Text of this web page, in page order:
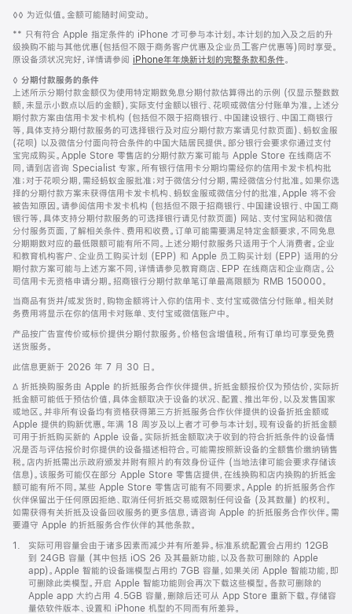
页
脚
脚
◊◊ 为近似值。金额可能随时间变动。
脚
注
** 只有符合 Apple 指定条件的 iPhone 才可参与本计划。本计划的加⼊及之后的升
级换购不能与其他优惠(包括但不限于商务客户优惠及企业员⼯客户优惠等)同时享受。
原设备须状况完好，详情请参阅 iPhone年年焕新计划的完整条款和条件。
脚
注
◊ 分期付款服务的条件
上述所示分期付款金额仅为使用特定期数免息分期付款估算得出的示例 (仅显示整数数
额，未显示小数点以后的金额)，实际支付金额以银行、花呗或微信分付账单为准。上述分
期付款方案由信用卡发卡机构 (包括但不限于招商银行、中国建设银行、中国工商银行
等，具体支持分期付款服务的可选择银行及对应分期付款方案请见付款页面)、蚂蚁金服
(花呗) 以及微信分付面向符合条件的中国大陆居民提供。部分银行会要求你通过支付
宝完成购买。Apple Store 零售店的分期付款方案可能与 Apple Store 在线商店不
同，请到店咨询 Specialist 专家。所有银行信用卡分期均需经你的信用卡发卡机构批
准；对于花呗分期，需经蚂蚁金服批准；对于微信分付分期，需经微信分付批准。如果你选
择的分期付款方案未获得信用卡发卡机构、蚂蚁金服或微信分付的批准，Apple 将不会
被告知原因。请参阅信用卡发卡机构 (包括但不限于招商银行、中国建设银行、中国工商
银行等，具体支持分期付款服务的可选择银行请见付款页面) 网站、支付宝网站和微信
分付服务页面，了解相关条件、费用和收费。订单可能需要满足特定金额要求，不同免息
分期期数对应的最低限额可能有所不同。上述分期付款服务只适用于个人消费者。企业
和教育机构客户、企业员工购买计划 (EPP) 和 Apple 员工购买计划 (EPP) 适用的分
期付款方案可能与上述方案不同，详情请参见教育商店、EPP 在线商店和企业商店。公
司信用卡无资格申请分期。招商银行分期付款单笔订单最高限额为 RMB 150000。
当商品有货并/或发货时，购物金额将计入你的信用卡、支付宝或微信分付账单。相关财
务费用将显示在你的信用卡对账单、支付宝或微信账户中。
产品按广告宣传价或标价提供分期付款服务。价格包含增值税。所有订单均可享受免费
送货服务。
此信息更新于 2026 年 7 月 30 日。
脚
注
∆ 折抵换购服务由 Apple 的折抵服务合作伙伴提供。折抵金额报价仅为预估价，实际折
抵金额可能低于预估价值，具体金额取决于设备的状况、配置、推出年份，以及发售国家
或地区。并非所有设备均有资格获得第三方折抵服务合作伙伴提供的设备折抵金额或
Apple 提供的购新优惠。年满 18 周岁及以上者才可参与本计划。现有设备的折抵金额
可用于折抵购买新的 Apple 设备。实际折抵金额取决于收到的符合折抵条件的设备情
况是否与评估报价时你提供的设备描述相符合。可能需按照新设备的全额售价缴纳销售
税。店内折抵需出示政府颁发并附有照片的有效身份证件 (当地法律可能会要求存储该
信息)。该服务可能仅在部分 Apple Store 零售店提供，在线换购和店内换购的折抵金
额可能有所不同。某些 Apple Store 零售店可能有不同要求。Apple 的折抵服务合作
伙伴保留出于任何原因拒绝、取消任何折抵交易或限制任何设备 (及其数量) 的权利。
如需获得有关折抵及设备回收服务的更多信息，请咨询 Apple 的折抵服务合作伙伴。需
要遵守 Apple 的折抵服务合作伙伴的其他条款。
脚
1.
实际可用容量会由于诸多因素而减少并有所差异。标准系统配置会占用约 12GB
到 24GB 容量 (其中包括 iOS 26 及其最新功能，以及各款可删除的 Apple
app)。Apple 智能的设备端模型占用约 7GB 容量，如果关闭 Apple 智能功能，即
可删除此类模型。开启 Apple 智能功能则会再次下载这些模型。各款可删除的
Apple app 大约占用 4.5GB 容量，删除后还可从 App Store 重新下载。存储容
量依软件版本、设置和 iPhone 机型的不同而有所差异。